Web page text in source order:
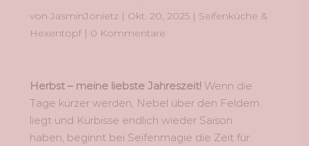
vonJasminJonietz | Okt. 20, 2025 | Seifenküche &
Hexentopf | 0 Kommentare
Herbst – meine liebste Jahreszeit! Wenn die
Tage kürzer werden, Nebel über den Feldern
liegt und Kürbisse endlich wieder Saison
haben, beginnt bei Seifenmagie die Zeit für